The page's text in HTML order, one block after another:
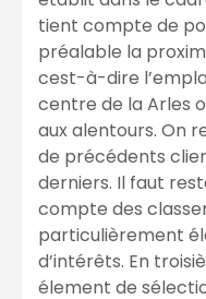
tient compte de
préalable la
cest-à-dire
centre de la Arles
aux alentours. On
de précédents
derniers. Il faut
compte des
particulièrement
d’intérêts. En
élement de